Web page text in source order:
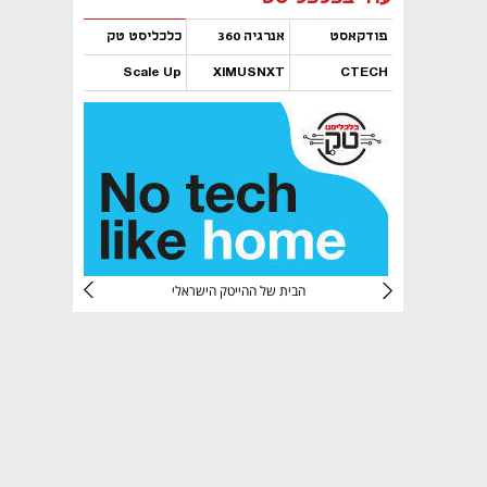
פודקאסט אנרגיה 360 כלכליסט טק
CTECH
XIMUSNXT
Scale Up
נפתח בכרטיסייה חדשה
הבית של ההייטק הישראלי
נפתח בכרטיסייה חדשה